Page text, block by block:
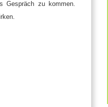
Gespräch zu kommen.